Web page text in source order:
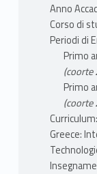
Anno
Corso di
Periodi di
Primo
Primo
Greece: